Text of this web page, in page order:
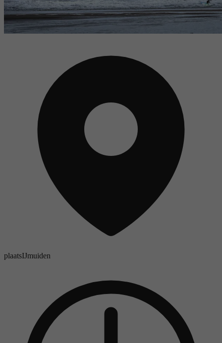
plaatsIJmuiden